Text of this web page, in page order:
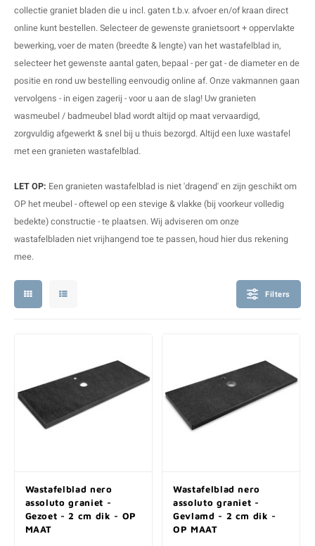
collectie graniet bladen die u incl. gaten t.b.v. afvoer en/of kraan direct
online kunt bestellen. Selecteer de gewenste granietsoort + oppervlakte
bewerking, voer de maten (breedte & lengte) van het wastafelblad in,
selecteer het gewenste aantal gaten, bepaal - per gat - de diameter en de
positie en rond uw bestelling eenvoudig online af. Onze vakmannen gaan
vervolgens - in eigen zagerij - voor u aan de slag! Uw granieten
wasmeubel / badmeubel blad wordt altijd op maat vervaardigd,
zorgvuldig afgewerkt & snel bij u thuis bezorgd. Altijd een luxe wastafel
met een granieten wastafelblad.
LET OP: Een granieten wastafelblad is niet 'dragend' en zijn geschikt om
OP het meubel - oftewel op een stevige & vlakke (bij voorkeur volledig
bedekte) constructie - te plaatsen. Wij adviseren om onze
wastafelbladen niet vrijhangend toe te passen, houd hier dus rekening
mee.
Filters
Wastafelblad nero
assoluto graniet -
Gezoet - 2 cm dik - OP
MAAT
Wastafelblad nero
assoluto graniet -
Gevlamd - 2 cm dik -
OP MAAT